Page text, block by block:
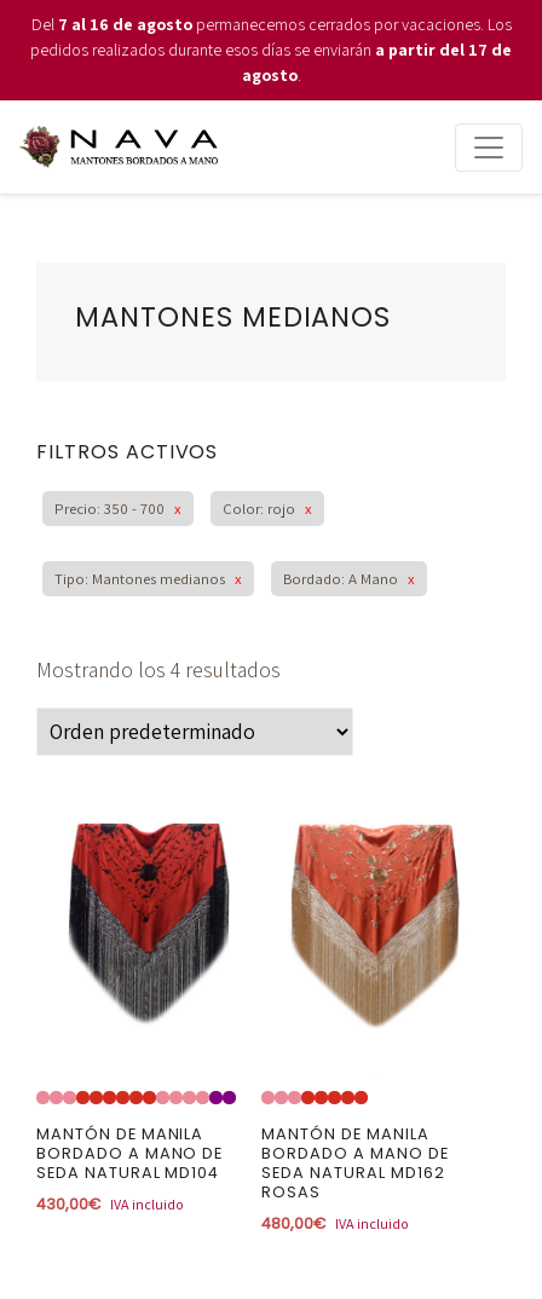
Del 7 al 16 de agostopermanecemos cerrados por vacaciones. Los
pedidos realizados durante esos días se enviarán a partir del 17 de
agosto.
MANTONES MEDIANOS
FILTROS ACTIVOS
Precio: 350 - 700 x Color: rojo x
Tipo: Mantones medianos x Bordado: A Mano x
Mostrando los 4 resultados
MANTÓN DE MANILA
BORDADO A MANO DE
SEDA NATURAL MD104
430,00€ IVA incluido
MANTÓN DE MANILA
BORDADO A MANO DE
SEDA NATURAL MD162
ROSAS
480,00€ IVA incluido